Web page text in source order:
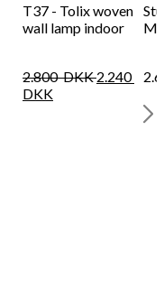
T37 - Tolix woven
wall lamp indoor
2.800DKK 2.240
DKK